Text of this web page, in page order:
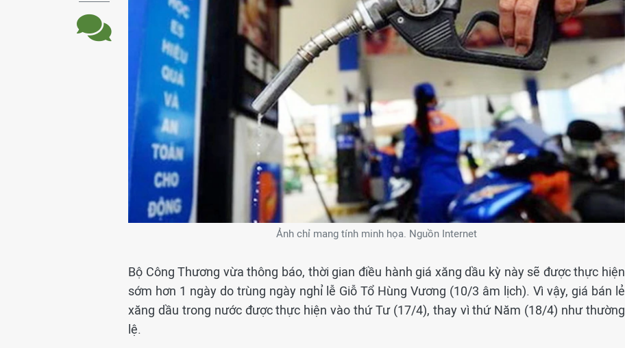
Ảnh chỉ mang tính minh họa. Nguồn Internet
Bộ Công Thương vừa thông báo, thời gian điều hành giá xăng dầu kỳ này sẽ được thực hiện
sớm hơn 1 ngày do trùng ngày nghỉ lễ Giỗ Tổ Hùng Vương (10/3 âm lịch). Vì vậy, giá bán lẻ
xăng dầu trong nước được thực hiện vào thứ Tư (17/4), thay vì thứ Năm (18/4) như thường
lệ.